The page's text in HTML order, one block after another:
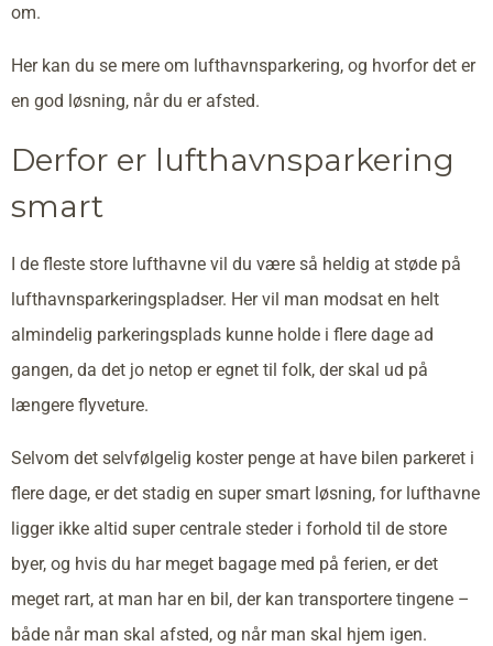
om.
Her kan du se mere om lufthavnsparkering, og hvorfor det er
en god løsning, når du er afsted.
Derfor er lufthavnsparkering
smart
I de fleste store lufthavne vil du være så heldig at støde på
lufthavnsparkeringspladser. Her vil man modsat en helt
almindelig parkeringsplads kunne holde i flere dage ad
gangen, da det jo netop er egnet til folk, der skal ud på
længere flyveture.
Selvom det selvfølgelig koster penge at have bilen parkeret i
flere dage, er det stadig en super smart løsning, for lufthavne
ligger ikke altid super centrale steder i forhold til de store
byer, og hvis du har meget bagage med på ferien, er det
meget rart, at man har en bil, der kan transportere tingene –
både når man skal afsted, og når man skal hjem igen.